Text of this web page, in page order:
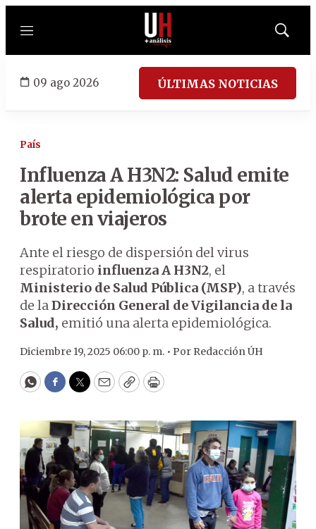
Menú
Mostrar
09 ago 2026 ÚLTIMAS NOTICIAS
País
Influenza A H3N2: Salud emite
alerta epidemiológica por
brote en viajeros
Ante el riesgo de dispersión del virus
respiratorio influenza A H3N2, el
Ministerio de Salud Pública (MSP), a través
de laDirección General de Vigilancia de la
Salud, emitió una alerta epidemiológica.
Diciembre 19, 2025 06:00 p. m. • Por Redacción ÚH
WhatsApp
Facebook
Twitter
EmailCopyPrint